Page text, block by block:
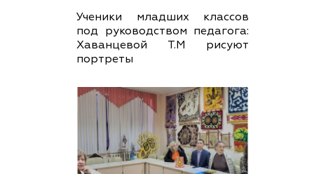
Ученики младших классов
под руководством педагога:
Хаванцевой Т.М рисуют
портреты